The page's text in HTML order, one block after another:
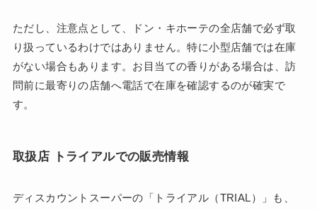
ただし、注意点として、ドン・キホーテの全店舗で必ず取
り扱っているわけではありません。特に小型店舗では在庫
がない場合もあります。お目当ての香りがある場合は、訪
問前に最寄りの店舗へ電話で在庫を確認するのが確実で
す。
取扱店 トライアルでの販売情報
ディスカウントスーパーの「トライアル（TRIAL）」も、